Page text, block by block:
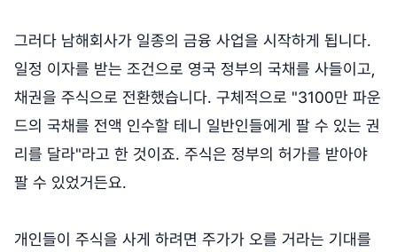
그러다 남해회사가 일종의 금융 사업을 시작하게 됩니다.
일정 이자를 받는 조건으로 영국 정부의 국채를 사들이고,
채권을 주식으로 전환했습니다. 구체적으로 "3100만 파운
드의 국채를 전액 인수할 테니 일반인들에게 팔 수 있는 권
리를 달라"라고 한 것이죠. 주식은 정부의 허가를 받아야
팔 수 있었거든요.
개인들이 주식을 사게 하려면 주가가 오를 거라는 기대를